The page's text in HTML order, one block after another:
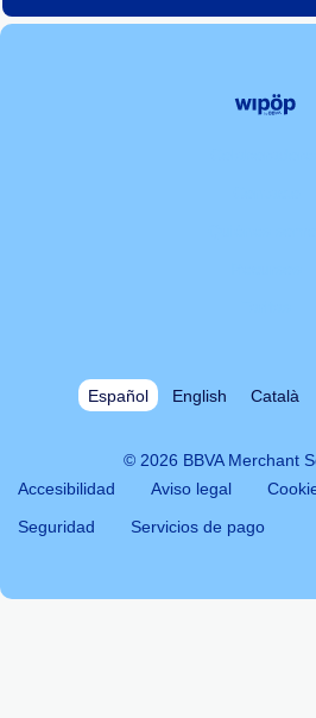
Español English Català
© 2026 BBVA Merchant
Accesibilidad
Aviso legal
Seguridad
Servicios de pago